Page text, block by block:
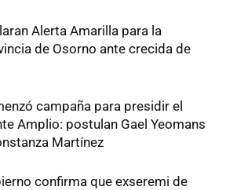
Alerta Amarilla para la
de Osorno ante crecida de
campaña para presidir el
Amplio: postulan Gael Yeomans
Martínez
confirma que exseremi de